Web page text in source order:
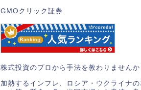
GMOクリック証券
株式投資のプロから手法を教わりませんか
加熱するインフレ、ロシア・ウクライナの